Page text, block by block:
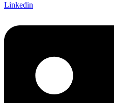
Linkedin